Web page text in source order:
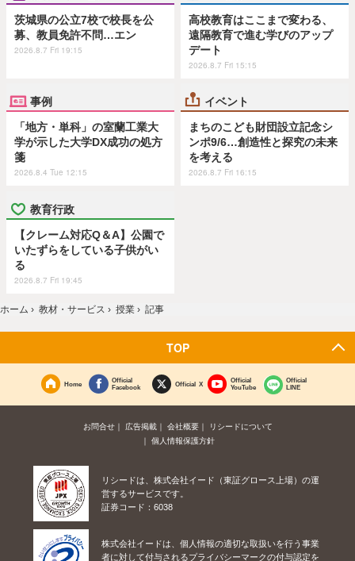
茨城県の公立7校で校長を公
募、教員免許不問…エン
2026.8.7 Fri 19:15
高校教育はここまで変わる、
遠隔教育で進む学びのアップ
デート
2026.8.7 Fri 15:15
事例
「地方・単科」の室蘭工業大
学が示した大学DX成功の処方
箋
2026.8.4 Tue 12:15
イベント
まちのこども財団設立記念シ
ンポ9/6…創造性と探究の未来
を考える
2026.8.7 Fri 16:15
教育行政
【クレーム対応Q＆A】公園で
いたずらをしている子供がい
る
2026.8.7 Fri 19:45
ホーム › 教材・サービス › 授業 › 記事
TOP
Home
Official
Facebook
Official X
Official
YouTube
Official
LINE
お問合せ 広告掲載 会社概要
リシードについて
個人情報保護方針
リシードは、株式会社イード（東証グロース上場）の運
営するサービスです。
証券コード：6038
株式会社イードは、個人情報の適切な取扱いを行う事業
者に対して付与されるプライバシーマークの付与認定を